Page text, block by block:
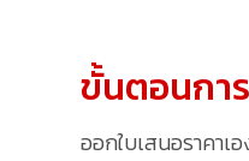
ขั้นตอนกา
ออกใบเสนอราคาเ